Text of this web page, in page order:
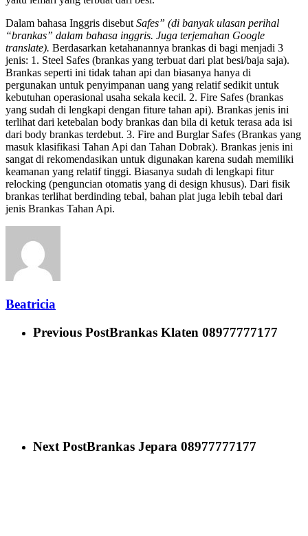
Dalam bahasa Inggris disebut Safes” (di banyak ulasan perihal
“brankas” dalam bahasa inggris. Juga terjemahan Google
translate). Berdasarkan ketahanannya brankas di bagi menjadi 3
jenis: 1. Steel Safes (brankas yang terbuat dari plat besi/baja saja).
Brankas seperti ini tidak tahan api dan biasanya hanya di
pergunakan untuk penyimpanan uang yang relatif sedikit untuk
kebutuhan operasional usaha sekala kecil. 2. Fire Safes (brankas
yang sudah di lengkapi dengan fiture tahan api). Brankas jenis ini
terlihat dari ketebalan body brankas dan bila di ketuk terasa ada isi
dari body brankas terdebut. 3. Fire and Burglar Safes (Brankas yang
masuk klasifikasi Tahan Api dan Tahan Dobrak). Brankas jenis ini
sangat di rekomendasikan untuk digunakan karena sudah memiliki
keamanan yang relatif tinggi. Biasanya sudah di lengkapi fitur
relocking (penguncian otomatis yang di design khusus). Dari fisik
brankas terlihat berdinding tebal, bahan plat juga lebih tebal dari
jenis Brankas Tahan Api.
Beatricia
Previous PostBrankas Klaten 08977777177
Next PostBrankas Jepara 08977777177